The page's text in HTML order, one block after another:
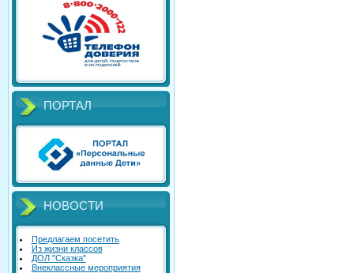
ПОРТАЛ
НОВОСТИ
Предлагаем посетить
Из жизни классов
ДОЛ "Сказка"
Внеклассные мероприятия